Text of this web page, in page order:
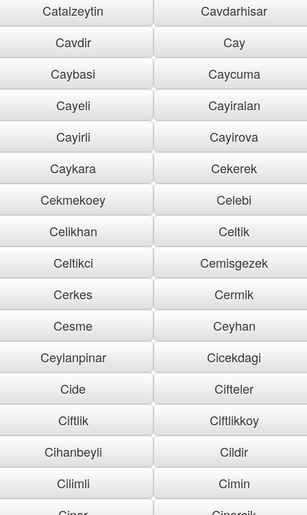
Catalzeytin
Cavdarhisar
Cavdir
Cay
Caybasi
Caycuma
Cayeli
Cayiralan
Cayirli
Cayirova
Caykara
Cekerek
Cekmekoey
Celebi
Celikhan
Celtik
Celtikci
Cemisgezek
Cerkes
Cermik
Cesme
Ceyhan
Ceylanpinar
Cicekdagi
Cide
Cifteler
Ciftlik
Ciftlikkoy
Cihanbeyli
Cildir
Cilimli
Cimin